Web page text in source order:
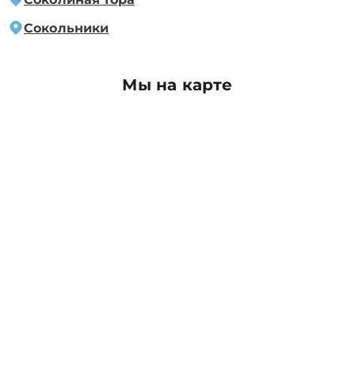
Сокольники
Мы на карте